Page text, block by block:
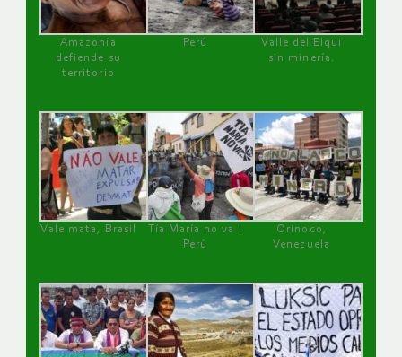
Amazonía
defiende su
territorio
Perú
Valle del Elqui
sin minería.
Vale mata, Brasil
Tía María no va !
Perú
Orinoco,
Venezuela